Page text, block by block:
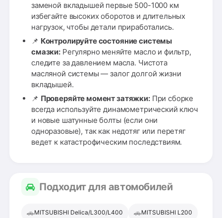
заменой вкладышей первые 500-1000 км
избегайте высоких оборотов и длительных
нагрузок, чтобы детали приработались.
📌 Контролируйте состояние системы
смазки:Регулярно меняйте масло и фильтр,
следите за давлением масла. Чистота
масляной системы — залог долгой жизни
вкладышей.
📌 Проверяйте момент затяжки:При сборке
всегда используйте динамометрический ключ
и новые шатунные болты (если они
одноразовые), так как недотяг или перетяг
ведет к катастрофическим последствиям.
Подходит для автомобилей
🚗MITSUBISHI Delica/L300/L400 🚗MITSUBISHI L200